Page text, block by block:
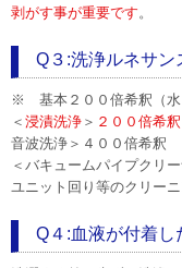
剥がす事が重要です 。
Q３:洗浄ルネサン
※ 基本２００倍希釈（水
＜ 浸漬洗浄 ＞ ２００倍希釈
音波洗浄＞４００倍希釈
＜バキュームパイプクリ
ユニット回り等のクリーニ
Q４:血液が付着し